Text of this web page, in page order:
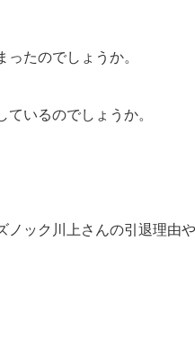
たのでしょうか。
いるのでしょうか。
ノック川上さんの引退理由